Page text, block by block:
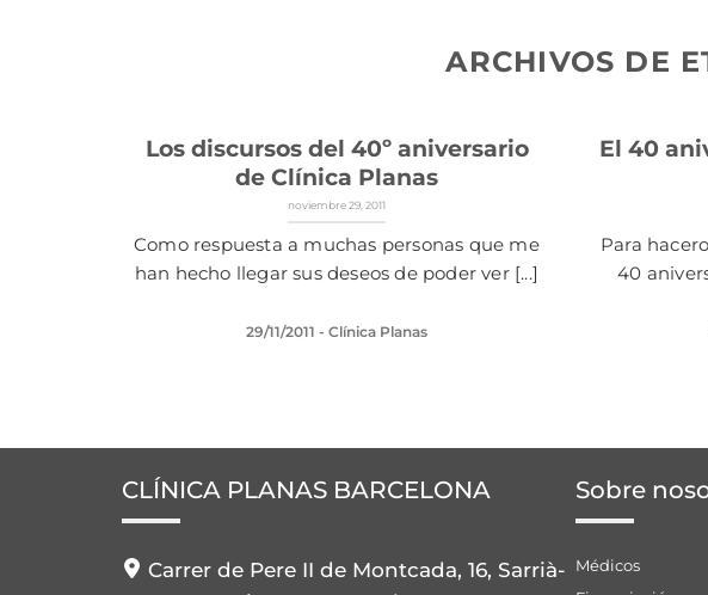
ARCHIVOS DE
Los discursos del 40º aniversario
de Clínica Planas
noviembre 29, 2011
Como respuesta a muchas personas que me
han hecho llegar sus deseos de poder ver [...]
29/11/2011 - Clínica Planas
El 40
Para
40
CLÍNICA PLANAS BARCELONA
Carrer de Pere II de Montcada, 16, Sarrià-
Sobre
Médicos